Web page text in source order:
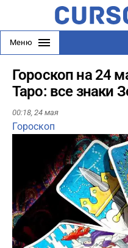
Меню
Гороскоп на 24
Таро: все знаки
00:18, 24 мая
Гороскоп